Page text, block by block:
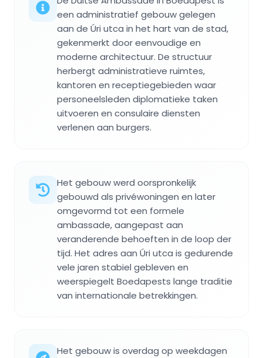
een administratief gebouw gelegen
aan de Úri utca in het hart van de stad,
gekenmerkt door eenvoudige en
moderne architectuur. De structuur
herbergt administratieve ruimtes,
kantoren en receptiegebieden waar
personeelsleden diplomatieke taken
uitvoeren en consulaire diensten
verlenen aan burgers.
Het gebouw werd oorspronkelijk
gebouwd als privéwoningen en later
omgevormd tot een formele
ambassade, aangepast aan
veranderende behoeften in de loop der
tijd. Het adres aan Úri utca is gedurende
vele jaren stabiel gebleven en
weerspiegelt Boedapests lange traditie
van internationale betrekkingen.
Het gebouw is overdag op weekdagen